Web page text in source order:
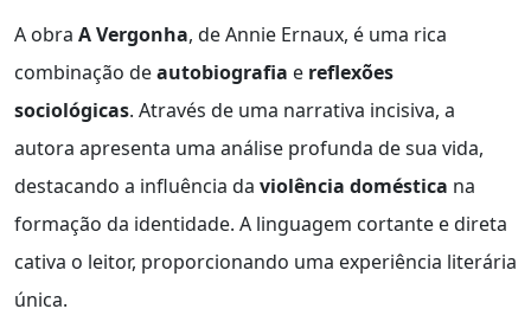
A obra A Vergonha, de Annie Ernaux, é uma rica
combinação deautobiografia e reflexões
sociológicas. Através de uma narrativa incisiva, a
autora apresenta uma análise profunda de sua vida,
destacando a influência da violência doméstica na
formação da identidade. A linguagem cortante e direta
cativa o leitor, proporcionando uma experiência literária
única.